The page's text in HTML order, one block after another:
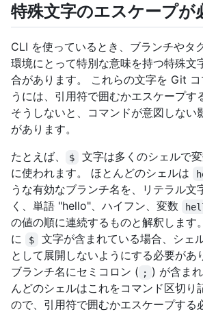
特殊文字のエスケープが
CLI を使っているとき、ブランチやタ
環境にとって特別な意味を持つ特殊文
合があります。 これらの文字を Git
うには、引用符で囲むかエスケープす
そうしないと、コマンドが意図しない
があります。
たとえば、
$
文字は多くのシェルで
に使われます。 ほとんどのシェルは
うな有効なブランチ名を、リテラル文
く、単語 "hello"、ハイフン、変数
の値の順に連続するものと解釈します
に
$
文字が含まれている場合、シェ
として展開しないようにする必要があ
ブランチ名にセミコロン ( ; ) が含ま
んどのシェルはこれをコマンド区切り
ので、引用符で囲むかエスケープする